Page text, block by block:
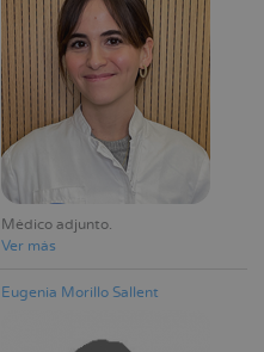
Médico adjunto
Ver más
Eugenia Morillo Sallent